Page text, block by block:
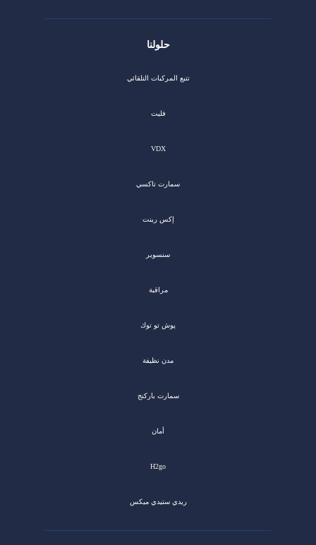
حلولنا
تتبع المركبات التلقائي
فليت
VDX
سمارت تاكسي
إكس رينت
سنسوير
مراقبة
پوش تو توك
مدن نظيفة
سمارت باركنج
أمان
H2go
ريدي ستيدي ميكس